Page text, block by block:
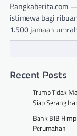
Rangkaberita.com
istimewa bagi
1.500 jamaah
Recent Posts
Trump Tidak
Siap Serang
Bank BJB
Perumahan